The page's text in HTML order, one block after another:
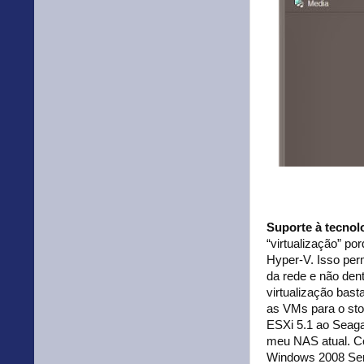
Suporte à
“virtualização”
Hyper-V. Isso
da rede e não
virtualização
as VMs para o
ESXi 5.1 ao
meu NAS atual.
Windows 2008